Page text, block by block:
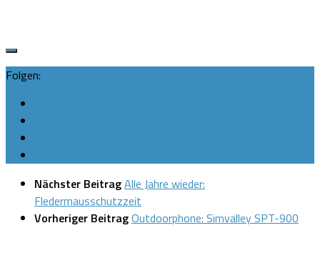
Folgen:
Nächster BeitragAlle Jahre wieder:
Fledermausschutzzeit
Vorheriger BeitragOutdoorphone: Simvalley SPT-900